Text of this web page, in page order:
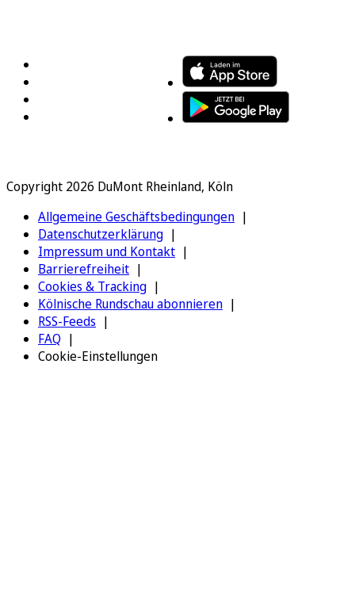
Copyright 2026 DuMont Rheinland, Köln
Allgemeine Geschäftsbedingungen
Datenschutzerklärung
Impressum und Kontakt
Barrierefreiheit
Cookies & Tracking
Kölnische Rundschau abonnieren
RSS-Feeds
FAQ
Cookie-Einstellungen